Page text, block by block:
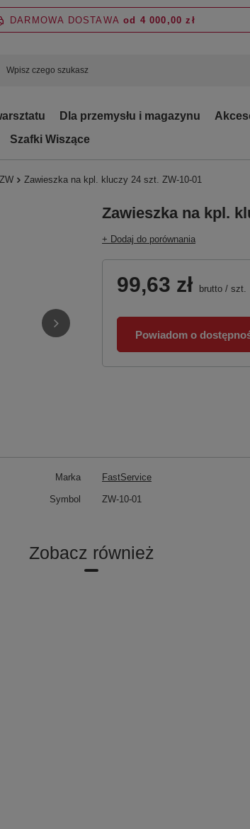
DARMOWA DOSTAWA od 4 000,00 zł
Dla przemysłu i magazynu
Szafki Wiszące
Zawieszka na kpl. kluczy 24 szt. ZW-10-01
Zawieszka na kpl.
+ Dodaj do porównania
99,63 zł brutto / szt.
Powiadom o
Marka FastService
Symbol ZW-10-01
Zobacz również